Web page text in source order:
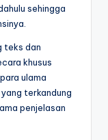
sehingga
teks dan
khusus
ulama
terkandung
penjelasan